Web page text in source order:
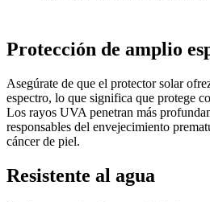
Protección de amplio
Asegúrate de que el protector solar
espectro, lo que significa que protege
Los rayos UVA penetran más
responsables del envejecimiento
cáncer de piel.
Resistente al agua